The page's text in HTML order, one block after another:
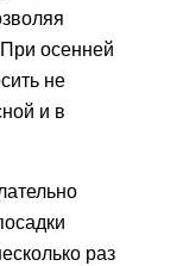
осенней
не
и в
раз